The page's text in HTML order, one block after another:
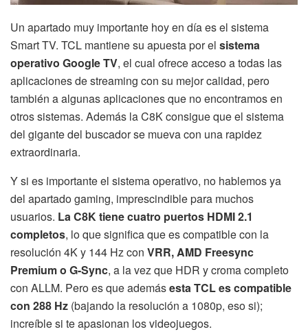
Un apartado muy importante hoy en día es el sistema
Smart TV. TCL mantiene su apuesta por el sistema
operativo Google TV, el cual ofrece acceso a todas las
aplicaciones de streaming con su mejor calidad, pero
también a algunas aplicaciones que no encontramos en
otros sistemas. Además la C8K consigue que el sistema
del gigante del buscador se mueva con una rapidez
extraordinaria.
Y si es importante el sistema operativo, no hablemos ya
del apartado gaming, imprescindible para muchos
usuarios. La C8K tiene cuatro puertos HDMI 2.1
completos, lo que significa que es compatible con la
resolución 4K y 144 Hz con VRR, AMD Freesync
Premium o G-Sync, a la vez que HDR y croma completo
con ALLM. Pero es que ademásesta TCL es compatible
con 288 Hz (bajando la resolución a 1080p, eso si);
increíble si te apasionan los videojuegos.